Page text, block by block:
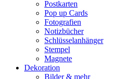
Postkarten
Pop up Cards
Fotografien
Notizbücher
Schlüsselanhänger
Stempel
Magnete
Dekoration
Bilder & mehr